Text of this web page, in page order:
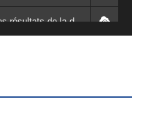
5. L'heure de la vérité - Les résultats de la désodéissance et de l'obeissance - RED Burkina
2022